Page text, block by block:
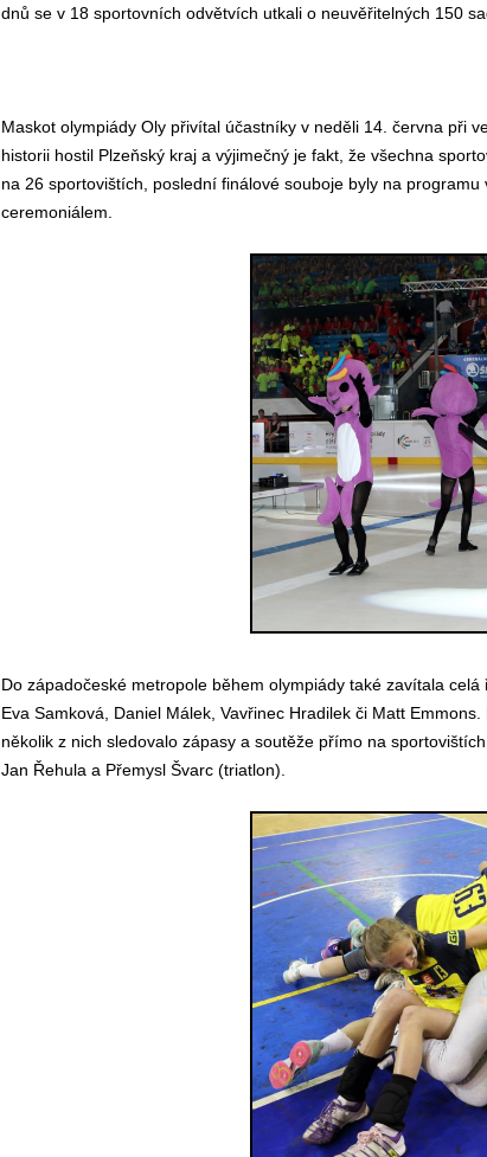
dnů se v 18 sportovních odvětvích utkali o neuvěřitelných 150
Maskot olympiády Oly přivítal účastníky v neděli 14. června při
historii hostil Plzeňský kraj a výjimečný je fakt, že všechna
na 26 sportovištích, poslední finálové souboje byly na
ceremoniálem.
Do západočeské metropole během olympiády také zavítala
Eva Samková, Daniel Málek, Vavřinec Hradilek či Matt
několik z nich sledovalo zápasy a soutěže přímo na
Jan Řehula a Přemysl Švarc (triatlon).